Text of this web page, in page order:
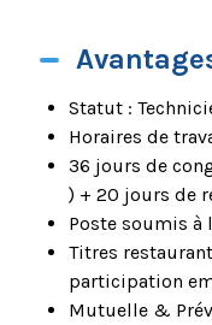
Statut :
Horaires de
36 jours de
) + 20 jours de
Poste soumis à
Titres
participation
Mutuelle &